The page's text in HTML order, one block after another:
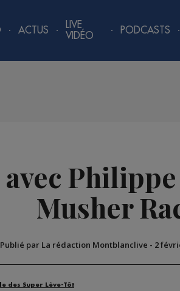
ACTUS
LIVE
VIDÉO
PODCASTS
Musher
Publié par La rédaction Montblanclive - 2
des Super Lève-Tôt